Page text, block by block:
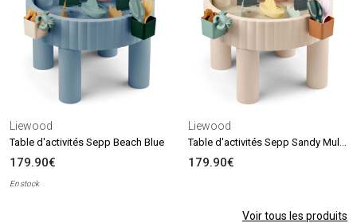
Liewood
Table d'activités Sepp Beach Blue
179.90€
En stock
Liewood
179.90€
Voir tous les produits